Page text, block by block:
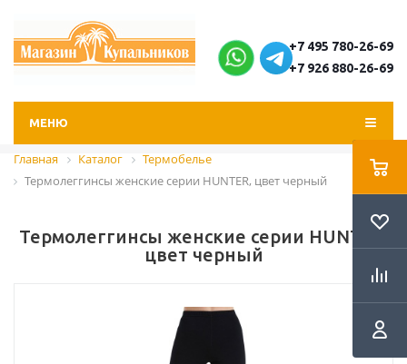
+7 495 780-26-69
+7 926 880-26-69
МЕНЮ
Главная Каталог
Термобелье
Термолеггинсы женские серии HUNTER, цвет черный
Термолеггинсы женские серии HUNTER,
цвет черный